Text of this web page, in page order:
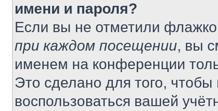
имени и пароля?
Если вы не отметили
при каждом посещении, вы
именем на конференции
Это сделано для того, чтобы
воспользоваться вашей